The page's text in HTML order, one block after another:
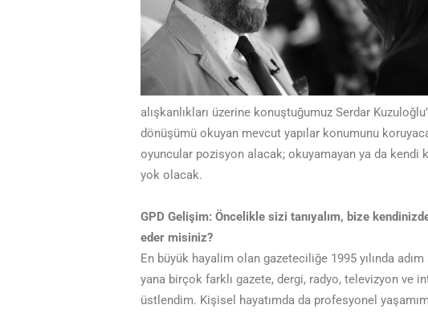
alışkanlıkları üzerine konuştuğumuz Serdar
dönüşümü okuyan mevcut yapılar konumunu
oyuncular pozisyon alacak; okuyamayan ya da kendi
yok olacak.
GPD Gelişim: Öncelikle sizi tanıyalım, bize
eder misiniz?
En büyük hayalim olan gazeteciliğe 1995 yılında adım
yana birçok farklı gazete, dergi, radyo, televizyon ve
üstlendim. Kişisel hayatımda da profesyonel